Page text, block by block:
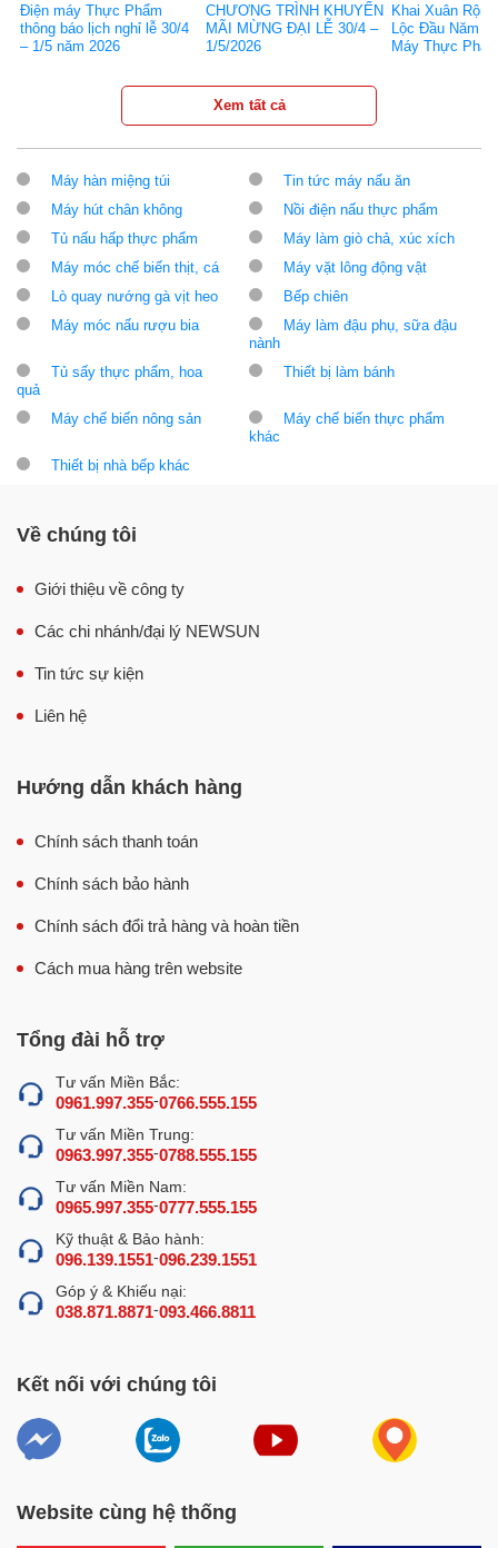
Điện máy Thực Phẩm
thông báo lịch nghỉ lễ 30/4
– 1/5 năm 2026
CHƯƠNG TRÌNH KHUYẾN
MÃI MỪNG ĐẠI LỄ 30/4 –
1/5/2026
Khai Xuân Rộn
Lộc Đầu Năm
Máy Thực
Xem tất cả
Máy hàn miệng túi
Tin tức máy nấu ăn
Máy hút chân không
Nồi điện nấu thực phẩm
Tủ nấu hấp thực phẩm
Máy làm giò chả, xúc xích
Máy móc chế biến thịt, cá
Máy vặt lông động vật
Lò quay nướng gà vịt heo
Bếp chiên
Máy móc nấu rượu bia
Máy làm đậu phụ, sữa đậu
nành
Tủ sấy thực phẩm, hoa
quả
Thiết bị làm bánh
Máy chế biến nông sản
Máy chế biến thực phẩm
khác
Thiết bị nhà bếp khác
Về chúng tôi
Giới thiệu về công ty
Các chi nhánh/đại lý NEWSUN
Tin tức sự kiện
Liên hệ
Hướng dẫn khách hàng
Chính sách thanh toán
Chính sách bảo hành
Chính sách đổi trả hàng và hoàn tiền
Cách mua hàng trên website
Tổng đài hỗ trợ
Tư vấn Miền Bắc:
0961.997.355-0766.555.155
Tư vấn Miền Trung:
0963.997.355-0788.555.155
Tư vấn Miền Nam:
0965.997.355-0777.555.155
Kỹ thuật & Bảo hành:
096.139.1551-096.239.1551
Góp ý & Khiếu nại:
038.871.8871-093.466.8811
Kết nối với chúng tôi
Website cùng hệ thống